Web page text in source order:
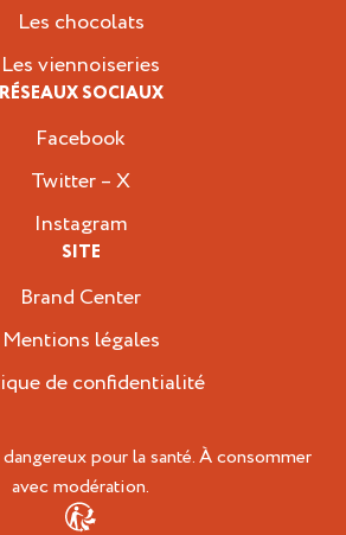
Les chocolats
Les viennoiseries
RÉSEAUX SOCIAUX
Facebook
Twitter – X
Instagram
SITE
Brand Center
Mentions légales
de confidentialité
dangereux pour la santé. À consommer
avec modération.